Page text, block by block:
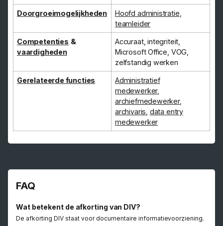
Doorgroeimogelijkheden Hoofd administratie
teamleider
Competenties &
vaardigheden
Accuraat, integriteit,
Microsoft Office, VOG,
zelfstandig werken
Gerelateerde functies
Administratief
medewerker,
archiefmedewerker,
archivaris data entry
medewerker
FAQ
Wat betekent de afkorting van DIV?
De afkorting DIV staat voor documentaire informatievoorziening.